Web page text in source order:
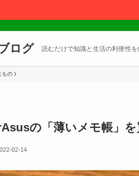
ログ 読むだけで知識と生活の利便性
もの
の「薄いメモ帳」
02-14